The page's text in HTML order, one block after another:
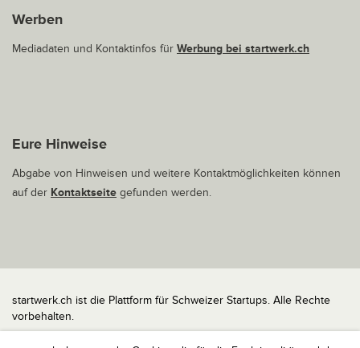
Werben
Mediadaten und Kontaktinfos für Werbung bei startwerk.ch
Eure Hinweise
Abgabe von Hinweisen und weitere Kontaktmöglichkeiten können
auf der Kontaktseite gefunden werden.
startwerk.ch ist die Plattform für Schweizer Startups. Alle Rechte
vorbehalten.